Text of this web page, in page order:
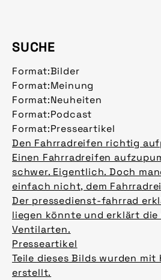
SUCHE
Format:Bilder
Format:Meinung
Format:Neuheiten
Format:Podcast
Format:Presseartikel
Den Fahrradreifen richtig
Einen Fahrradreifen
schwer. Eigentlich. Doch
einfach nicht, dem
Der pressedienst-fahrrad
liegen könnte und erklärt
Ventilarten.
Presseartikel
Teile dieses Bilds wurden
erstellt.